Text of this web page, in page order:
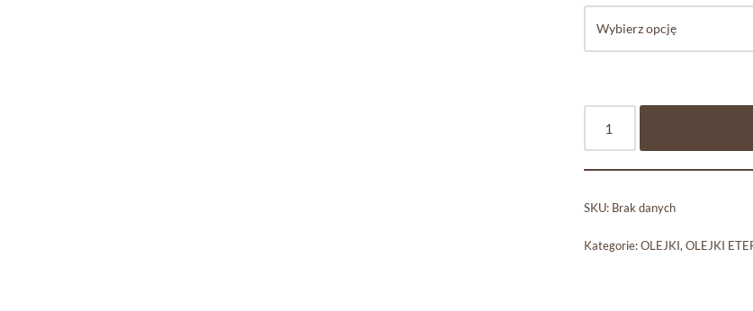
SKU: Brak danych
Kategorie:OLEJKI,OLEJKI